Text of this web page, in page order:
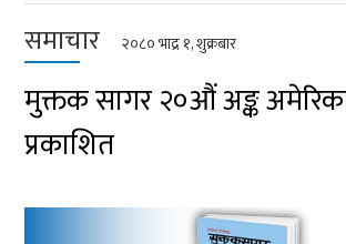
समाचार २०८० भाद्र १, शुक्रबार
मुक्तक सागर २०औं अङ्क
प्रकाशित